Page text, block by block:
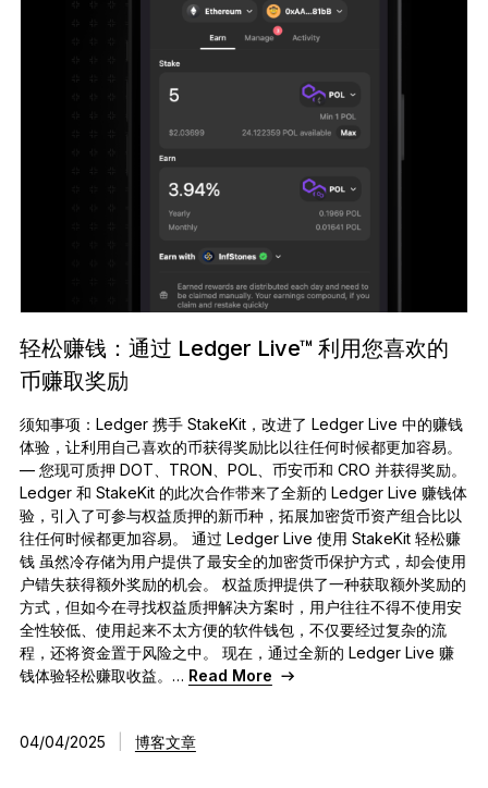
轻松赚钱：通过 Ledger Live™ 利用您喜欢的
币赚取奖励
须知事项：Ledger 携手 StakeKit，改进了 Ledger Live 中的赚钱
体验，让利用自己喜欢的币获得奖励比以往任何时候都更加容易。
— 您现可质押 DOT、TRON、POL、币安币和 CRO 并获得奖励。
Ledger 和 StakeKit 的此次合作带来了全新的 Ledger Live 赚钱体
验，引入了可参与权益质押的新币种，拓展加密货币资产组合比以
往任何时候都更加容易。 通过 Ledger Live 使用 StakeKit 轻松赚
钱 虽然冷存储为用户提供了最安全的加密货币保护方式，却会使用
户错失获得额外奖励的机会。 权益质押提供了一种获取额外奖励的
方式，但如今在寻找权益质押解决方案时，用户往往不得不使用安
全性较低、使用起来不太方便的软件钱包，不仅要经过复杂的流
程，还将资金置于风险之中。 现在，通过全新的 Ledger Live 赚
钱体验轻松赚取收益。… Read More
04/04/2025 博客文章